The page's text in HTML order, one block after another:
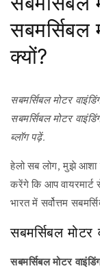
सबमर्सिबल
क्यों?
सबमर्सिबल मोटर
सबमर्सिबल मोटर
ब्लॉग पढ़ें.
हेलो सब लोग, मुझे
करेंगे कि आप
भारत में सर्वोत्तम
सबमर्सिबल मोटर
सबमर्सिबल मोटर